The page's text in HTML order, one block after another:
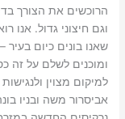
הרוכשים את הצורך
וגם חיצוני גדול. אנו
שאנו בונים כיום
ומוכנים לשלם על זה
למיקום מצוין
אביסרור משה ובניו